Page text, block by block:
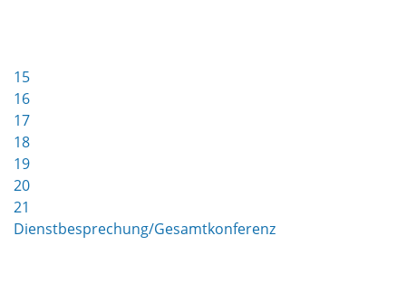
15
16
17
18
19
20
21
Dienstbesprechung/Gesamtkonferenz